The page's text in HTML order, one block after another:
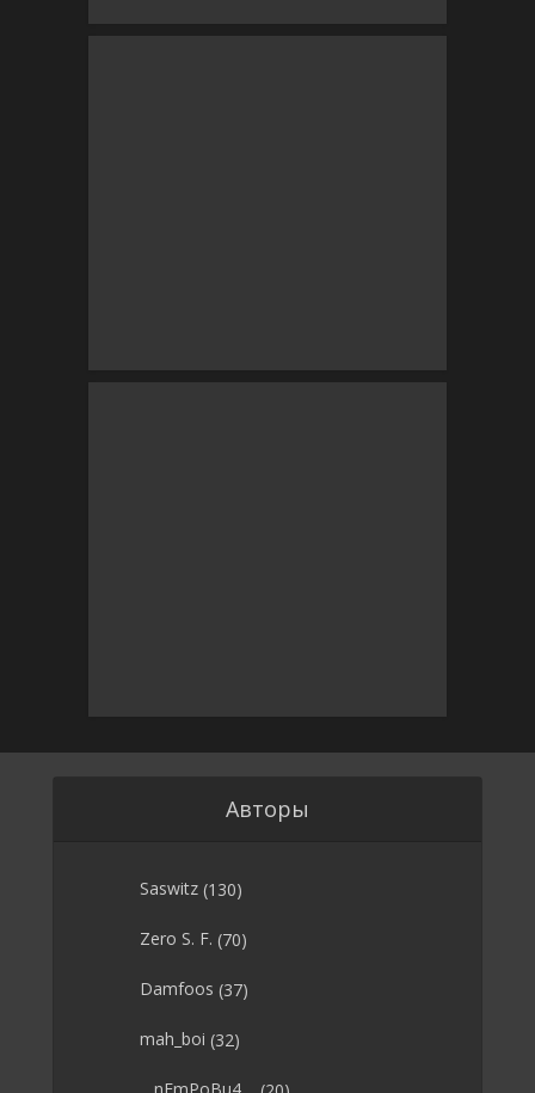
Авторы
Saswitz (130)
Zero S. F. (70)
Damfoos (37)
mah_boi (32)